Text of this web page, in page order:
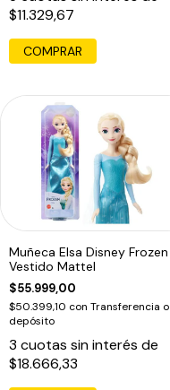
$11.329,67
COMPRAR
Muñeca Elsa Disney Frozen
Vestido Mattel
$55.999,00
$50.399,10 con Transferencia o
depósito
3 cuotas sin interés de
$18.666,33